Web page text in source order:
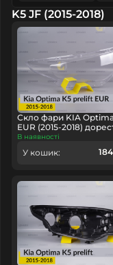
K5 JF (2015-2018)
Скло фари KIA
EUR (2015-2018)
В наявності
У кошик: